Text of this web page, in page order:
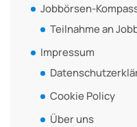
Jobbörsen-
Teilnahme an
Impressum
Cookie Policy
Über uns